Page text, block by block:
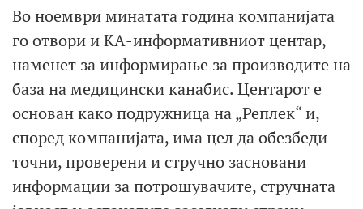
Во ноември минатата година компанијата
го отвори и КА-информативниот центар,
наменет за информирање за производите на
база на медицински канабис. Центарот е
основан како подружница на „Реплек“ и,
според компанијата, има цел да обезбеди
точни, проверени и стручно засновани
информации за потрошувачите, стручната